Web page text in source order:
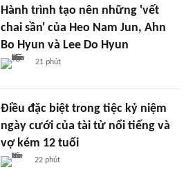
Hành trình tạo nên những 'vết
chai sần' của Heo Nam Jun, Ahn
Bo Hyun và Lee Do Hyun
21 phút
Điều đặc biệt trong tiệc kỷ niệm
ngày cưới của tài tử nổi tiếng và
vợ kém 12 tuổi
22 phút